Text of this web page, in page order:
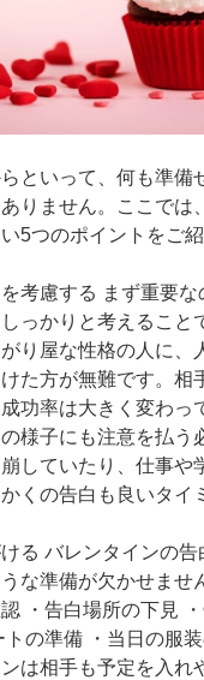
といって、何も準備
りません。ここでは
5つのポイントをご
考慮する まず重要な
っかりと考えること
り屋な性格の人に、
た方が無難です。相
功率は大きく変わっ
様子にも注意を払う
していたり、仕事や
くの告白も良いタイ
る バレンタインの告
な準備が欠かせませ
・告白場所の下見
トの準備 ・当日の服
は相手も予定を入れ